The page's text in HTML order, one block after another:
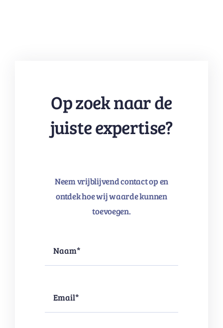
Op zoek naar de
juiste expertise?
Neem vrijblijvend contact op en
ontdek hoe wij waarde kunnen
toevoegen.